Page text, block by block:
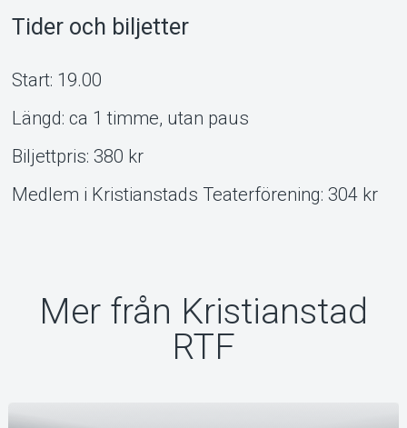
Tider och biljetter
Start: 19.00
Längd: ca 1 timme, utan paus
Biljettpris: 380 kr
Medlem i Kristianstads Teaterförening: 304 kr
Mer från Kristianstad
RTF